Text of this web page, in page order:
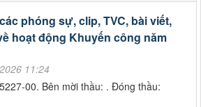
phóng sự, clip, TVC, bài viết,
hoạt động Khuyến công năm
11:24
00. Bên mời thầu: . Đóng thầu: